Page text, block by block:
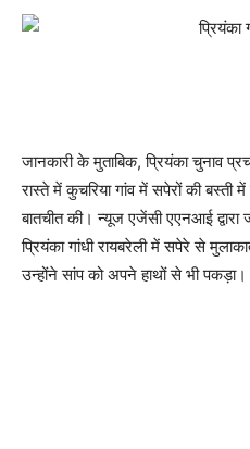
जानकारी के मुताबिक, प्रियंका चुनाव
रास्ते में कुचरिया गांव में सपेरों की
बातचीत की। न्यूज एजेंसी एएनआई द्वारा
प्रियंका गांधी रायबरेली में सपेरे से
उन्होंने सांप को अपने हाथों से भी पकड़ा।